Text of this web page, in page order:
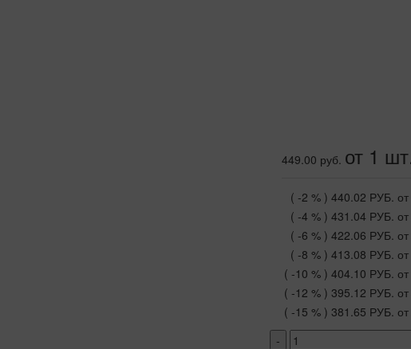
449.00 руб. от 1
( -2 % ) 440.02 РУБ.
( -4 % ) 431.04 РУБ.
( -6 % ) 422.06 РУБ.
( -8 % ) 413.08 РУБ.
( -10 % ) 404.10 РУБ.
( -12 % ) 395.12 РУБ.
( -15 % ) 381.65 РУБ.
-